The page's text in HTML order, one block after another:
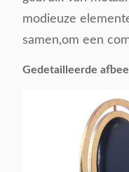
modieuze
samen,om een
Gedetailleerde